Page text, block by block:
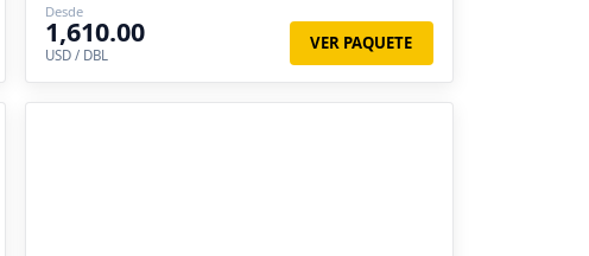
Desde
1,610.00
USD / DBL
VER PAQUETE